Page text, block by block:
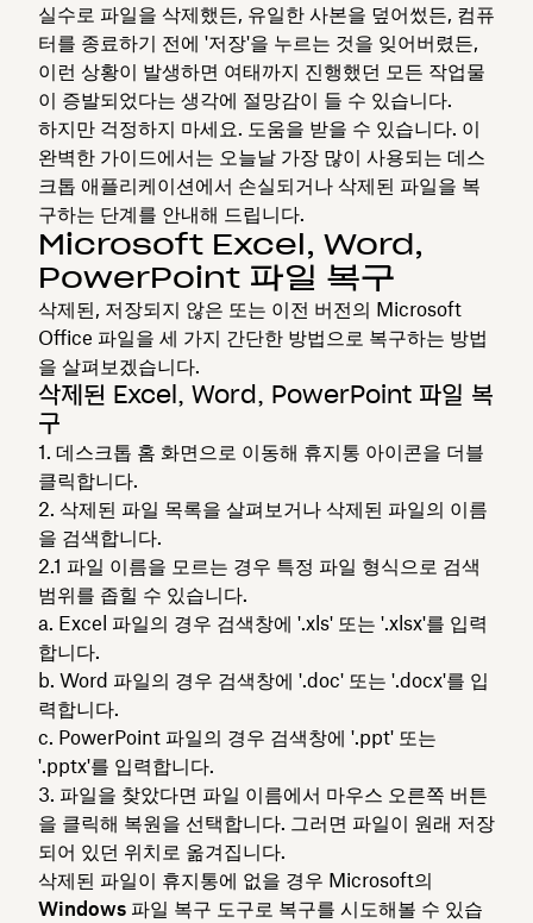
실수로 파일을 삭제했든, 유일한 사본을 덮어썼든, 컴퓨
터를 종료하기 전에 '저장'을 누르는 것을 잊어버렸든,
이런 상황이 발생하면 여태까지 진행했던 모든 작업물
이 증발되었다는 생각에 절망감이 들 수 있습니다.
하지만 걱정하지 마세요. 도움을 받을 수 있습니다. 이
완벽한 가이드에서는 오늘날 가장 많이 사용되는 데스
크톱 애플리케이션에서 손실되거나 삭제된 파일을 복
구하는 단계를 안내해 드립니다.
Microsoft Excel, Word,
PowerPoint 파일 복구
삭제된, 저장되지 않은 또는 이전 버전의 Microsoft
Office 파일을 세 가지 간단한 방법으로 복구하는 방법
을 살펴보겠습니다.
삭제된 Excel, Word, PowerPoint 파일 복
구
데스크톱 홈 화면으로 이동해 휴지통 아이콘을 더블
클릭합니다.
삭제된 파일 목록을 살펴보거나 삭제된 파일의 이름
을 검색합니다.
파일 이름을 모르는 경우 특정 파일 형식으로 검색
범위를 좁힐 수 있습니다.
Excel 파일의 경우 검색창에 '.xls' 또는 '.xlsx'를 입력
합니다.
Word 파일의 경우 검색창에 '.doc' 또는 '.docx'를 입
력합니다.
PowerPoint 파일의 경우 검색창에 '.ppt' 또는
'.pptx'를 입력합니다.
파일을 찾았다면 파일 이름에서 마우스 오른쪽 버튼
을 클릭해 복원을 선택합니다. 그러면 파일이 원래 저장
되어 있던 위치로 옮겨집니다.
삭제된 파일이 휴지통에 없을 경우 Microsoft의
Windows 파일 복구 도구로 복구를 시도해볼 수 있습